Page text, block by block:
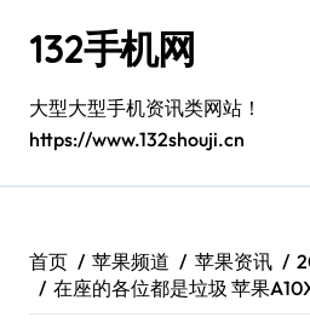
132手机网
大型大型手机资讯类网站！
https://www.132shouji.cn
首页 苹果频道 苹果资讯
在座的各位都是垃圾 苹果